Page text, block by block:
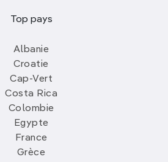
Top pays
Albanie
Croatie
Cap-Vert
Costa Rica
Colombie
Egypte
France
Grèce